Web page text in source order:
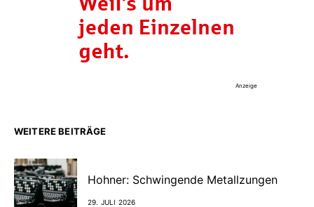
Anzeige
WEITERE BEITRÄGE
Hohner: Schwingende Metallzungen
29. JULI 2026